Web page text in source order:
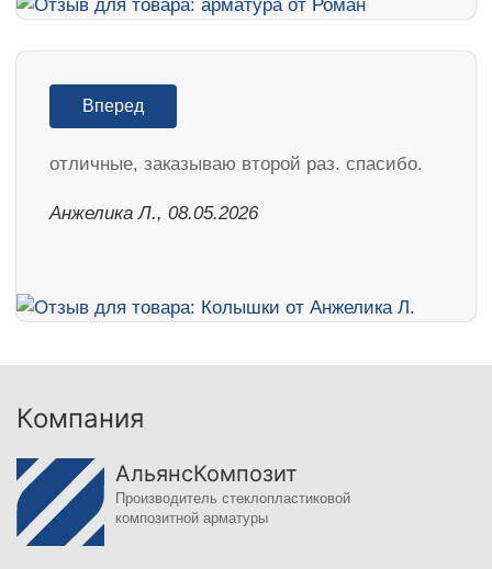
Вперед
отличные, заказываю второй раз. спасибо.
Анжелика Л., 08.05.2026
Компания
АльянсКомпозит
Производитель стеклопластиковой
композитной арматуры